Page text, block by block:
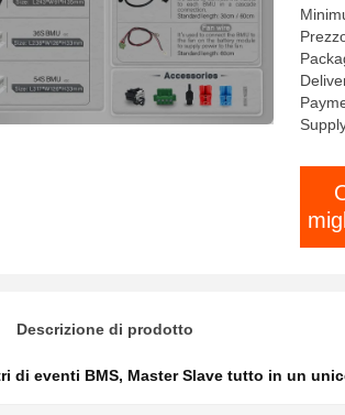
Descrizione di prodotto
di eventi BMS, Master Slave tutto in un